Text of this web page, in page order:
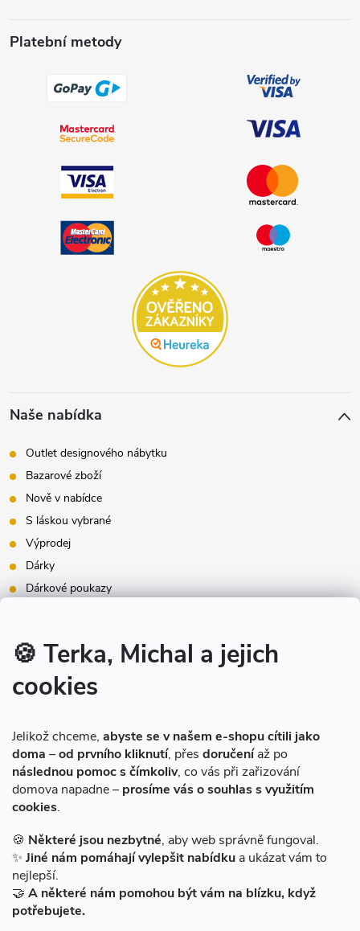
🍪 Terka, Michal a jejich
cookies
Jelikož chceme, abyste se v našem e-shopu cítili jako
doma –od prvního kliknutí, přes doručeníaž po
následnou pomoc s čímkoliv, co vás při zařizování
domova napadne – prosíme vás o souhlas s využitím
cookies.
🍪 Některé jsou nezbytné, aby web správně fungoval.
✨ Jiné nám pomáhají vylepšit nabídku a ukázat vám to
nejlepší.
🤝 A některé nám pomohou být vám na blízku, když
potřebujete.
Platební metody
Naše nabídka
Outlet designového nábytku
Bazarové zboží
Nově v nabídce
S láskou vybrané
Výprodej
Dárky
Dárkové poukazy
Instagram
Facebook